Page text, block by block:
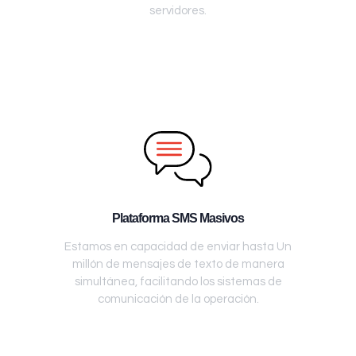
servidores.
Plataforma SMS Masivos
Estamos en capacidad de enviar hasta Un
millón de mensajes de texto de manera
simultánea, facilitando los sistemas de
comunicación de la operación.